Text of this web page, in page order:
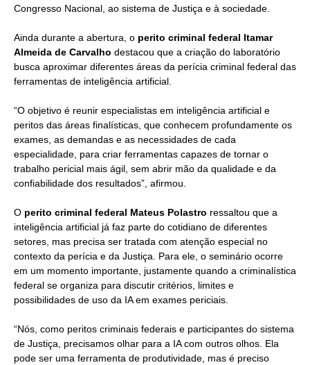
Congresso Nacional, ao sistema de Justiça e à sociedade.
Ainda durante a abertura, o perito criminal federal Itamar
Almeida de Carvalho destacou que a criação do laboratório
busca aproximar diferentes áreas da perícia criminal federal das
ferramentas de inteligência artificial.
“O objetivo é reunir especialistas em inteligência artificial e
peritos das áreas finalísticas, que conhecem profundamente os
exames, as demandas e as necessidades de cada
especialidade, para criar ferramentas capazes de tornar o
trabalho pericial mais ágil, sem abrir mão da qualidade e da
confiabilidade dos resultados”, afirmou.
O perito criminal federal Mateus Polastro ressaltou que a
inteligência artificial já faz parte do cotidiano de diferentes
setores, mas precisa ser tratada com atenção especial no
contexto da perícia e da Justiça. Para ele, o seminário ocorre
em um momento importante, justamente quando a criminalística
federal se organiza para discutir critérios, limites e
possibilidades de uso da IA em exames periciais.
“Nós, como peritos criminais federais e participantes do sistema
de Justiça, precisamos olhar para a IA com outros olhos. Ela
pode ser uma ferramenta de produtividade, mas é preciso